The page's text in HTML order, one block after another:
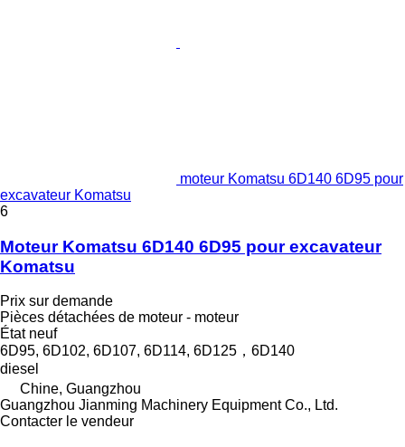
moteur Komatsu 6D140 6D95 pour
excavateur Komatsu
6
Moteur Komatsu 6D140 6D95 pour excavateur
Komatsu
Prix sur demande
Pièces détachées de moteur - moteur
Étatneuf
6D95, 6D102, 6D107, 6D114, 6D125，6D140
diesel
Chine, Guangzhou
Guangzhou Jianming Machinery Equipment Co., Ltd.
Contacter le vendeur